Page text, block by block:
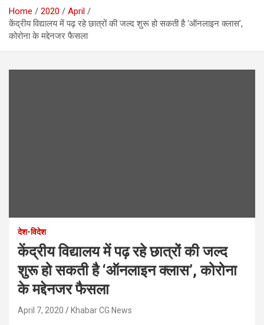
Home 2020
April
केंद्रीय विद्यालय में पढ़ रहे छात्रों की जल्द शुरू हो सकती है ‘ऑनलाइन क्लास’,
कोरोना के मद्देनजर फैसला
देश-विदेश
केंद्रीय विद्यालय में पढ़ रहे छात्रों की जल्द
शुरू हो सकती है ‘ऑनलाइन क्लास’, कोरोना
के मद्देनजर फैसला
April 7, 2020 Khabar CG News